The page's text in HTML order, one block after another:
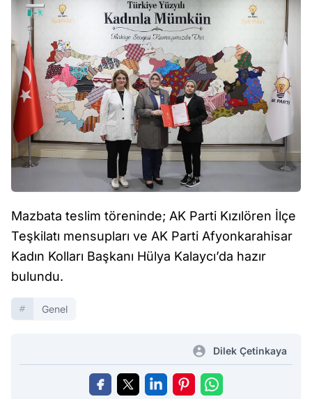
Mazbata teslim töreninde; AK Parti Kızılören İlçe
Teşkilatı mensupları ve AK Parti Afyonkarahisar
Kadın Kolları Başkanı Hülya Kalaycı’da hazır
bulundu.
Genel
Dilek Çetinkaya